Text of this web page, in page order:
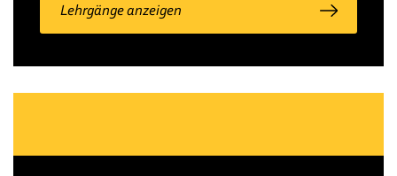
Lehrgänge anzeigen